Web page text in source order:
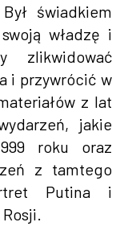
świadkiem
władzę i
zlikwidować
i przywrócić w
z lat
jakie
roku oraz
z tamtego
Putina i